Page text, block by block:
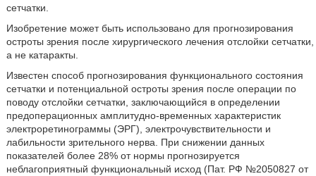
сетчатки.
Изобретение может быть использовано для прогнозирования
остроты зрения после хирургического лечения отслойки сетчатки,
а не катаракты.
Известен способ прогнозирования функционального состояния
сетчатки и потенциальной остроты зрения после операции по
поводу отслойки сетчатки, заключающийся в определении
предоперационных амплитудно-временных характеристик
электроретинограммы (ЭРГ), электрочувствительности и
лабильности зрительного нерва. При снижении данных
показателей более 28% от нормы прогнозируется
неблагоприятный функциональный исход (Пат. РФ №2050827 от